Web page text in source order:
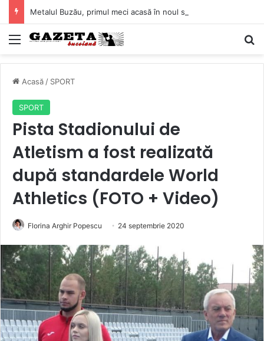
Mediu
Acasă / SPORT
SPORT
Pista Stadionului de
Atletism a fost realizată
după standardele World
Athletics (FOTO + Video)
Florina Arghir Popescu 24 septembrie 2020